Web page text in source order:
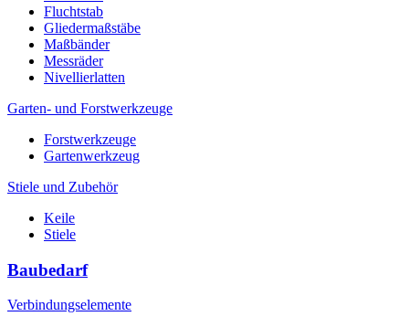
Fluchtstab
Gliedermaßstäbe
Maßbänder
Messräder
Nivellierlatten
Garten- und Forstwerkzeuge
Forstwerkzeuge
Gartenwerkzeug
Stiele und Zubehör
Keile
Stiele
Baubedarf
Verbindungselemente